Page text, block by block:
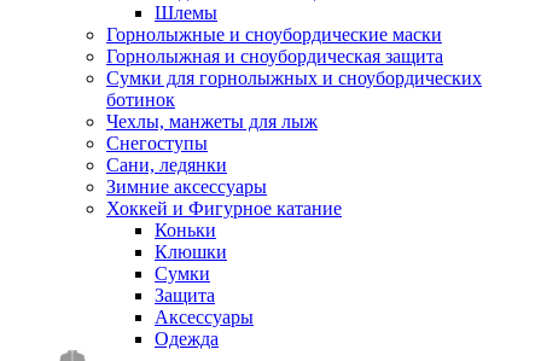
Шлемы
Горнолыжные и сноубордические маски
Горнолыжная и сноубордическая защита
Сумки для горнолыжных и сноубордических
ботинок
Чехлы, манжеты для лыж
Снегоступы
Сани, ледянки
Зимние аксессуары
Хоккей и Фигурное катание
Коньки
Клюшки
Сумки
Защита
Аксессуары
Одежда